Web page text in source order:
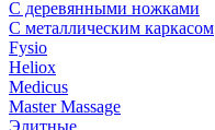
С деревянными ножками
С металлическим каркасом
Fysio
Heliox
Medicus
Master Massage